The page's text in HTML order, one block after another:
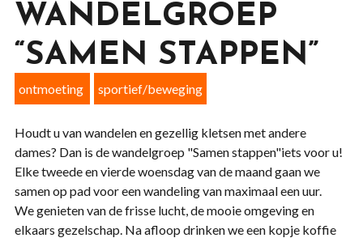
WANDELGROEP
“SAMEN STAPPEN”
ontmoeting sportief/beweging
Houdt u van wandelen en gezellig kletsen met andere
dames? Dan is de wandelgroep "Samen stappen"iets voor u!
Elke tweede en vierde woensdag van de maand gaan we
samen op pad voor een wandeling van maximaal een uur.
We genieten van de frisse lucht, de mooie omgeving en
elkaars gezelschap. Na afloop drinken we een kopje koffie